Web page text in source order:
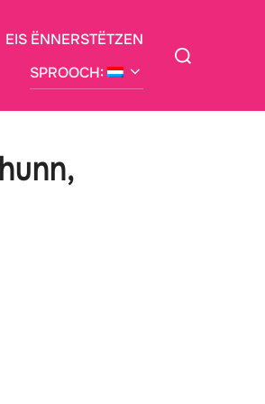
EIS ËNNERSTËTZEN
SPROOCH:
Siche
no: